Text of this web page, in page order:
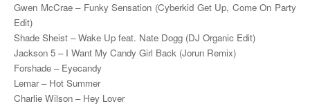
Gwen McCrae – Funky Sensation (Cyberkid Get Up, Come On Party
Edit)
Shade Sheist – Wake Up feat. Nate Dogg (DJ Organic Edit)
Jackson 5 – I Want My Candy Girl Back (Jorun Remix)
Forshade – Eyecandy
Lemar – Hot Summer
Charlie Wilson – Hey Lover